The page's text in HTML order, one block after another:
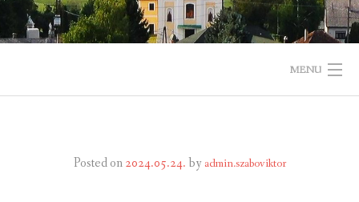
MENU
TELEPÜLÉSÜNKRŐL
Posted on2024.05.24.by admin.szaboviktor